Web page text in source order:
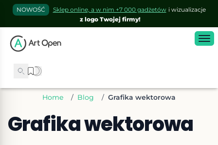
NOWOŚĆ Sklep online, a w nim +7 000 gadżetów i wizualizacje
z logo Twojej firmy!
Home / Blog / Grafika wektorowa
Grafika wektorowa